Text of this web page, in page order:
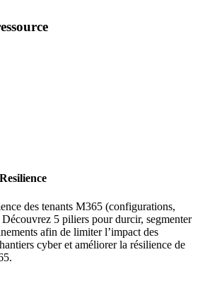
des tenants M365 (configurations,
5 piliers pour durcir, segmenter
afin de limiter l’impact des
cyber et améliorer la résilience de